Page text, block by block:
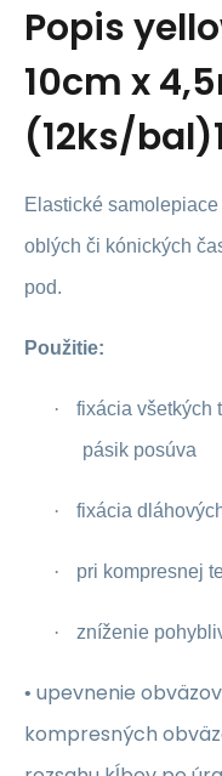
Popis
10cm x
(12ks/
Elastické
oblých či kónických
pod.
Použitie:
·
fixácia všetkých
pásik posúva
· fixácia
· pri kompresnej
· zníženie
• upevnenie
kompresných